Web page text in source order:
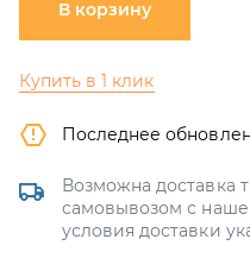
В корзину
Купить в 1 клик
Последнее
Возможна доставка
самовывозом с
условия доставки